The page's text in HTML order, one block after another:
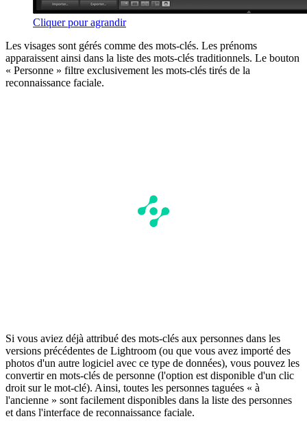
Cliquer pour agrandir
Les visages sont gérés comme des mots-clés. Les prénoms
apparaissent ainsi dans la liste des mots-clés traditionnels. Le bouton
« Personne » filtre exclusivement les mots-clés tirés de la
reconnaissance faciale.
Si vous aviez déjà attribué des mots-clés aux personnes dans les
versions précédentes de Lightroom (ou que vous avez importé des
photos d'un autre logiciel avec ce type de données), vous pouvez les
convertir en mots-clés de personne (l'option est disponible d'un clic
droit sur le mot-clé). Ainsi, toutes les personnes taguées « à
l'ancienne » sont facilement disponibles dans la liste des personnes
et dans l'interface de reconnaissance faciale.